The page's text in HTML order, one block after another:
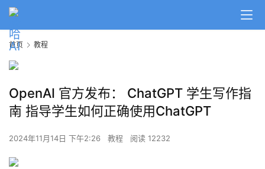
首页 教程
OpenAI 官方发布： ChatGPT 学生写作指
南 指导学生如何正确使用ChatGPT
2024年11月14日 下午2:26 教程 阅读 12232